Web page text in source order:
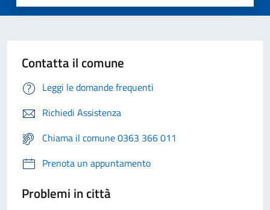
Contatta il comune
Leggi le domande frequenti
Richiedi Assistenza
Chiama il comune 0363 366 011
Prenota un appuntamento
Problemi in città